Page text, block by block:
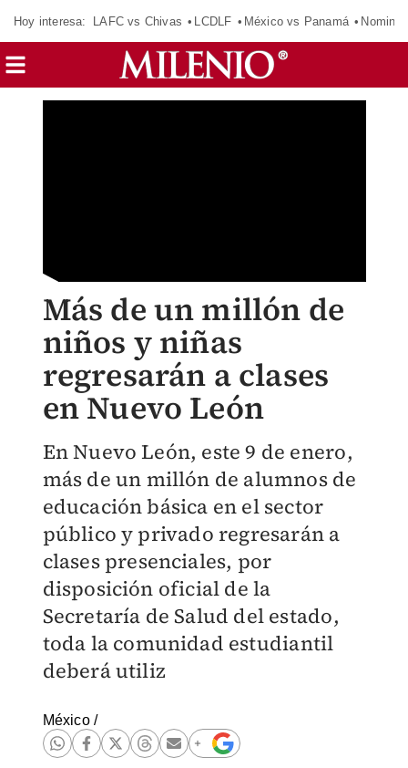
Hoy interesa: LAFC vs Chivas LCDLF México vs Panamá
Más de un millón de
niños y niñas
regresarán a clases
en Nuevo León
En Nuevo León, este 9 de enero,
más de un millón de alumnos de
educación básica en el sector
público y privado regresarán a
clases presenciales, por
disposición oficial de la
Secretaría de Salud del estado,
toda la comunidad estudiantil
deberá utiliz
México/